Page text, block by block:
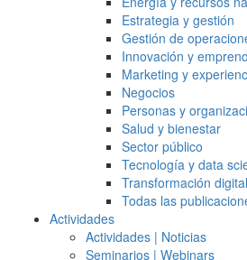
Estrategia y gestión
Gestión de
Innovación y
Marketing y
Negocios
Personas y
Salud y bienestar
Sector público
Tecnología y data
Transformación digital
Todas las
Actividades
Actividades | Noticias
Seminarios | Webinars